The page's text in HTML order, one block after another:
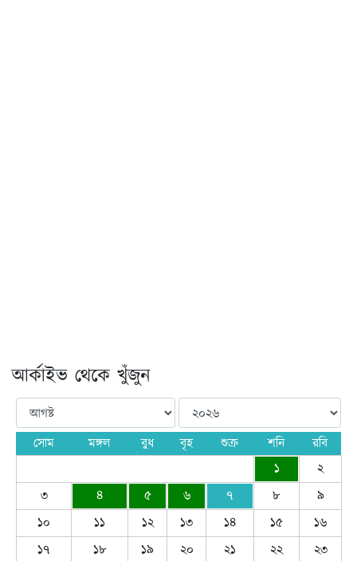
আর্কাইভ থেকে খুঁজুন
সোম মঙ্গল বুধ বৃহ শুক্র শনি
রবি
১
২
৩
৪ ৫ ৬ ৭ ৮
৯
১০
১১ ১২ ১৩ ১৪ ১৫
১৬
১৭
১৮ ১৯ ২০ ২১ ২২
২৩